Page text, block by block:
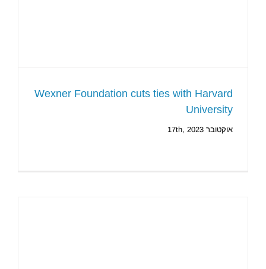
Wexner Foundation cuts ties with Harvard
University
אוקטובר 17th, 2023